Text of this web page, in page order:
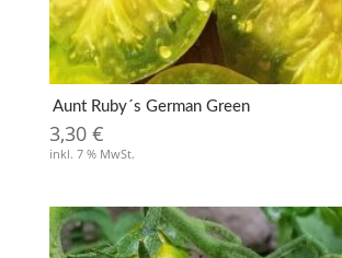
Aunt Ruby´s German Green
3,30 €
inkl. 7 % MwSt.